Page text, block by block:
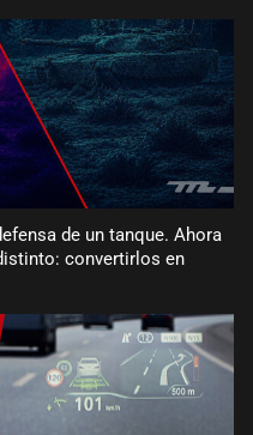
de un tanque. Ahora
convertirlos en